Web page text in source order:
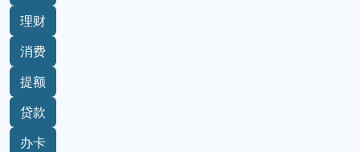
理财
消费
提额
贷款
办卡